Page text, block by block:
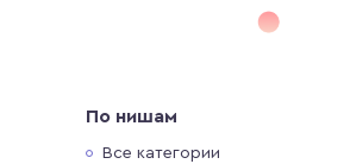
По нишам
Все категории